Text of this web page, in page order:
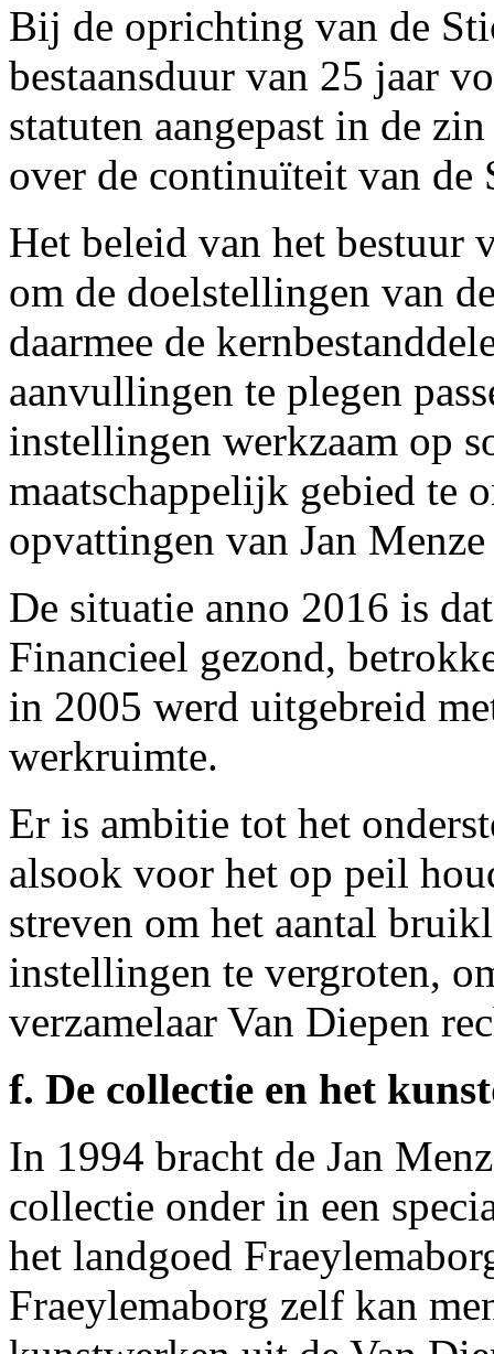
Bij de oprichting van de
bestaansduur van 25 jaar
statuten aangepast in de
over de continuïteit van de
Het beleid van het bestuur
om de doelstellingen van
daarmee de
aanvullingen te plegen
instellingen werkzaam op
maatschappelijk gebied te
opvattingen van Jan
De situatie anno 2016 is
Financieel gezond,
in 2005 werd uitgebreid
werkruimte.
Er is ambitie tot het
alsook voor het op peil
streven om het aantal
instellingen te vergroten,
verzamelaar Van Diepen
f. De collectie en het
In 1994 bracht de Jan
collectie onder in een
het landgoed
Fraeylemaborg zelf kan